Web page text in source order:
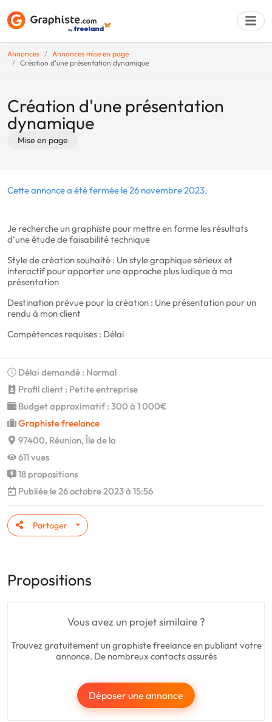
Annonces
Annonces mise en page
Création d'une présentation dynamique
Création d'une présentation
dynamique
Mise en page
Cette annonce a été fermée le 26 novembre 2023.
Je recherche un graphiste pour mettre en forme les résultats
d'une étude de faisabilité technique
Style de création souhaité : Un style graphique sérieux et
interactif pour apporter une approche plus ludique à ma
présentation
Destination prévue pour la création : Une présentation pour un
rendu à mon client
Compétences requises : Délai
Délai demandé : Normal
Profil client : Petite entreprise
Budget approximatif : 300 à 1 000€
Graphiste freelance
97400, Réunion, Île de la
611 vues
18 propositions
Publiée le 26 octobre 2023 à 15:56
Partager
Propositions
Vous avez un projet similaire ?
Trouvez gratuitement un graphiste freelance en publiant votre
annonce. De nombreux contacts assurés
Déposer une annonce